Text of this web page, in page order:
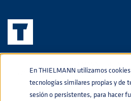
En THIELMANN utilizamos
tecnologías similares propias y de
sesión o persistentes, para hacer
THIELMANN OBTIENE
ECOVADIS